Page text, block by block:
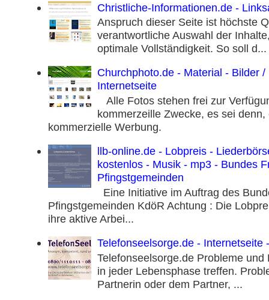
Christliche-Informationen.de -
Anspruch dieser Seite ist höchste
verantwortliche Auswahl der
optimale Vollständigkeit. So soll d...
Churchphoto.de - Material - Bilder
Internetseite
Alle Fotos stehen frei zur
kommerzeille Zwecke, es sei
kommerzielle Werbung.
llb-online.de - Lobpreis -
kostenlos - Musik - mp3 - Bundes
Pfingstgemeinden
Eine Initiative im Auftrag des
Pfingstgemeinden KdöR Achtung : Die
ihre aktive Arbei...
Telefonseelsorge.de - Internetseite
Telefonseelsorge.de Probleme und
in jeder Lebensphase treffen.
Partnerin oder dem Partner, ...